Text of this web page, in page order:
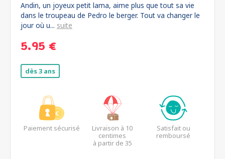
Andin, un joyeux petit lama, aime plus que tout sa vie
dans le troupeau de Pedro le berger. Tout va changer le
jour où u... suite
5.95 €
dès 3 ans
Paiement sécurisé
Livraison à 10
centimes
à partir de 35
Satisfait ou
remboursé